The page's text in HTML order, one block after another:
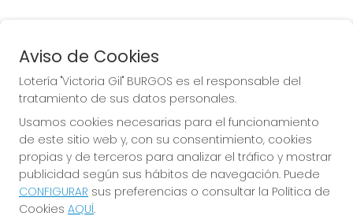
La de la Antigua de
Gamonal
Aviso de Cookies
Lotería "Victoria Gil" BURGOS es el responsable del
tratamiento de sus datos personales.
Usamos cookies necesarias para el funcionamiento
de este sitio web y, con su consentimiento, cookies
propias y de terceros para analizar el tráfico y mostrar
publicidad según sus hábitos de navegación. Puede
CONFIGURAR sus preferencias o consultar la Política de
Cookies AQUÍ.